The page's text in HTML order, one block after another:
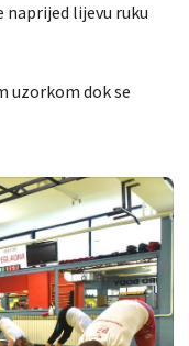
naprijed lijevu ruku
uzorkom dok se